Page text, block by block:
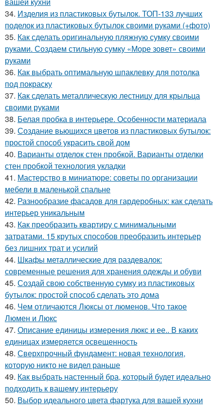
34. Изделия из пластиковых бутылок. ТОП-133 лучших
поделок из пластиковых бутылок своими руками (+фото)
35. Как сделать оригинальную пляжную сумку своими
руками. Создаем стильную сумку «Море зовет» своими
руками
36. Как выбрать оптимальную шпаклевку для потолка
под покраску
37. Как сделать металлическую лестницу для крыльца
своими руками
38. Белая пробка в интерьере. Особенности материала
39. Создание вьющихся цветов из пластиковых бутылок:
простой способ украсить свой дом
40. Варианты отделок стен пробкой. Варианты отделки
стен пробкой технология укладки
41. Мастерство в миниатюре: советы по организации
мебели в маленькой спальне
42. Разнообразие фасадов для гардеробных: как сделать
интерьер уникальным
43. Как преобразить квартиру с минимальными
затратами. 15 крутых способов преобразить интерьер
без лишних трат и усилий
44. Шкафы металлические для раздевалок:
современные решения для хранения одежды и обуви
45. Создай свою собственную сумку из пластиковых
бутылок: простой способ сделать это дома
46. Чем отличаются Люксы от люменов. Что такое
Люмен и Люкс
47. Описание единицы измерения люкс и ее.. В каких
единицах измеряется освещенность
48. Сверхпрочный фундамент: новая технология,
которую никто не видел раньше
49. Как выбрать настенный бра, который будет идеально
подходить к вашему интерьеру
50. Выбор идеального цвета фартука для вашей кухни